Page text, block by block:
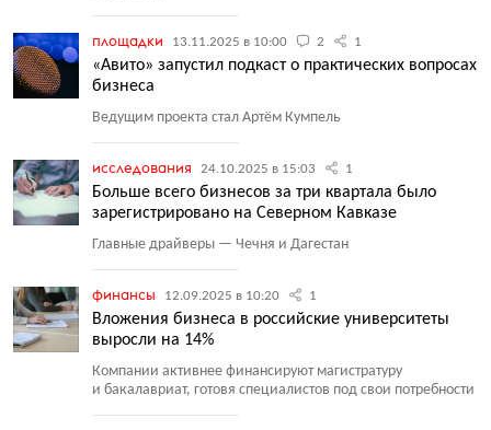
площадки 13.11.2025 в 10:00 2 1
«Авито» запустил подкаст о практических вопросах
бизнеса
Ведущим проекта стал Артём Кумпель
исследования 24.10.2025 в 15:03 1
Больше всего бизнесов за три квартала было
зарегистрировано на Северном Кавказе
Главные драйверы — Чечня и Дагестан
финансы 12.09.2025 в 10:20 1
Вложения бизнеса в российские университеты
выросли на 14%
Компании активнее финансируют магистратуру
и бакалавриат, готовя специалистов под свои потребности